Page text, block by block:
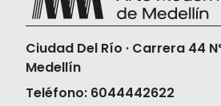
Ciudad Del Río · Carrera 44
Medellín
Teléfono: 6044442622